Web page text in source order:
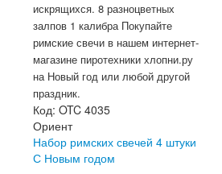
искрящихся. 8 разноцветных
залпов 1 калибра Покупайте
римские свечи в нашем интернет-
магазине пиротехники хлопни.ру
на Новый год или любой другой
праздник.
Код: OTC 4035
Ориент
Набор римских свечей 4 штуки
С Новым годом